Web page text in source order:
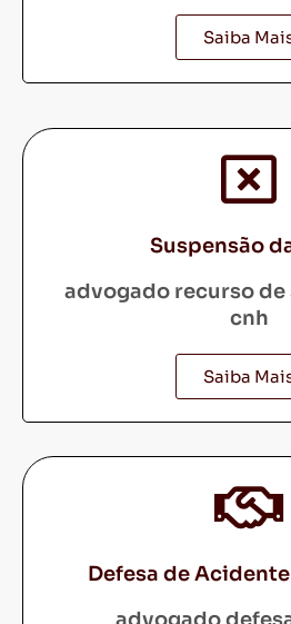
Saiba
Suspensão
advogado recurso de
cnh
Saiba
Defesa de